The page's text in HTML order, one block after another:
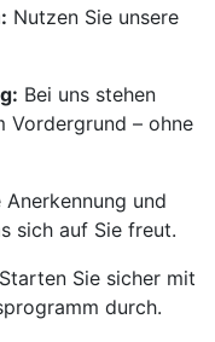
Nutzen Sie unsere
Bei uns stehen
Vordergrund – ohne
Anerkennung und
sich auf Sie freut.
Starten Sie sicher mit
durch.